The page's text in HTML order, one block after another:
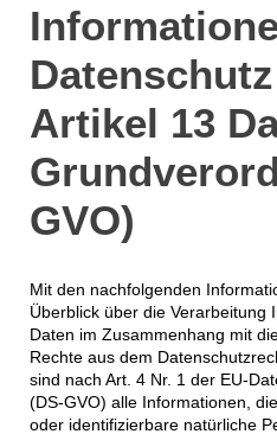
Artikel 13
GVO)
Mit den nachfolgenden
Überblick über die Verarbeitung
Daten im Zusammenhang mit
Rechte aus dem
sind nach Art. 4 Nr. 1 der EU-
(DS-GVO) alle Informationen,
oder identifizierbare natürliche